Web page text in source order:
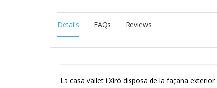
Details FAQs Reviews
La casa Vallet i Xiró disposa de la façana